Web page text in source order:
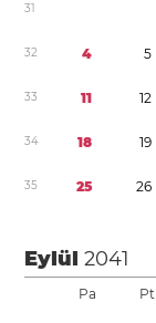
31
32 4 5
33 11 12
34 18 19
35 25 26
Eylül2041
Pa Pt